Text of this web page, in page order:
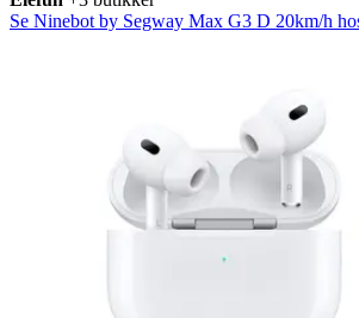
Se Ninebot by Segway Max G3 D 20km/h